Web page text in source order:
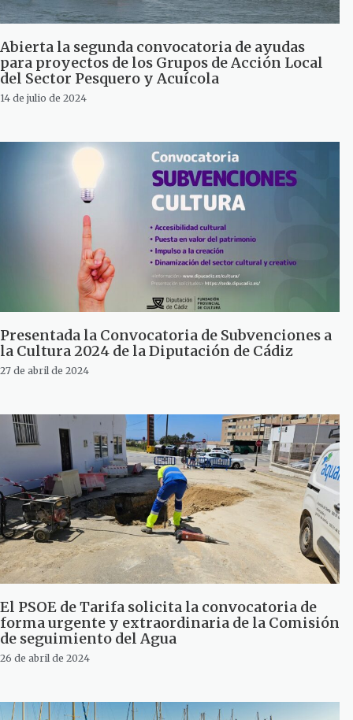
Abierta la segunda convocatoria de ayudas
para proyectos de los Grupos de Acción Local
del Sector Pesquero y Acuícola
14 de julio de 2024
Presentada la Convocatoria de Subvenciones a
la Cultura 2024 de la Diputación de Cádiz
27 de abril de 2024
El PSOE de Tarifa solicita la convocatoria de
forma urgente y extraordinaria de la Comisión
de seguimiento del Agua
26 de abril de 2024